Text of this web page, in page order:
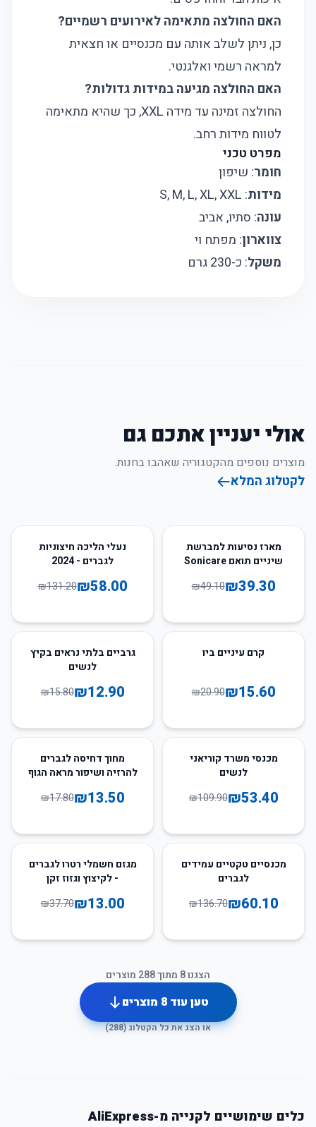
האם החולצה מתאימה לאירועים רשמיים?
כן, ניתן לשלב אותה עם מכנסיים או חצאית
למראה רשמי ואלגנטי.
האם החולצה מגיעה במידות גדולות?
החולצה זמינה עד מידה XXL, כך שהיא מתאימה
לטווח מידות רחב.
מפרט טכני
חומר: שיפון
מידות: S, M, L, XL, XXL
עונה: סתיו, אביב
צווארון: מפתח וי
משקל: כ-230 גרם
אולי יעניין אתכם גם
מוצרים נוספים מהקטגוריה שאהבו בחנות.
לקטלוג המלא
20
מארז נסיעות למברשת
שיניים תואם Sonicare
₪39.30
₪49.10
נעלי הליכה חיצוניות
לגברים - 2024
₪58.00
₪131.20
קרם עיניים ביו
₪15.60
₪20.90
18
גרביים בלתי נראים בקיץ
לנשים
₪12.90
₪15.80
51מכנסי משרד קוריאני
לנשים
₪53.40
₪109.90
מחוך דחיסה לגברים
להרזיה ושיפור מראה הגוף
₪13.50
₪17.80
56
מכנסיים טקטיים עמידים
לגברים
₪60.10
₪136.70
66%מגזם חשמלי רטרו לגברים
- לקיצוץ וגזוז זקן
₪13.00
₪37.70
הצגנו8 מתוך288 מוצרים
טען עוד8 מוצרים
או הצג את כל הקטלוג (288
)
כלים שימושיים לקנייה מ-AliExpress